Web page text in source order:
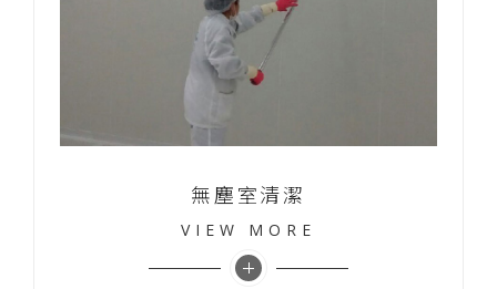
無塵室清潔
VIEW MORE